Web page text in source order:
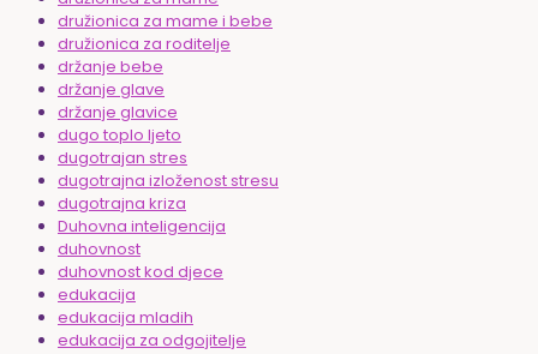
družionica za mame i bebe
družionica za roditelje
držanje bebe
držanje glave
držanje glavice
dugo toplo ljeto
dugotrajan stres
dugotrajna izloženost stresu
dugotrajna kriza
Duhovna inteligencija
duhovnost
duhovnost kod djece
edukacija
edukacija mladih
edukacija za odgojitelje